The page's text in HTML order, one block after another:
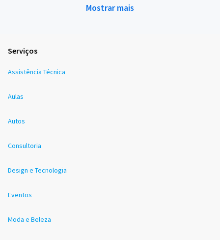
Mostrar mais
Serviços
Assistência Técnica
Aulas
Autos
Consultoria
Design e Tecnologia
Eventos
Moda e Beleza